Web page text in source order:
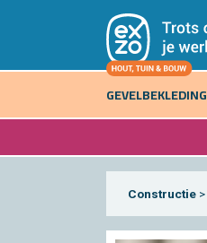
GEVELBEKLEDING
Constructie >